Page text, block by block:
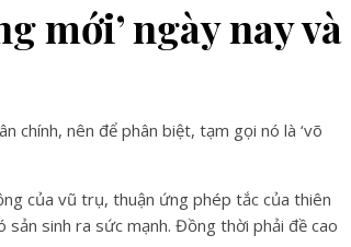
mới’ ngày nay và
chính, nên để phân biệt, tạm gọi nó là ‘võ
của vũ trụ, thuận ứng phép tắc của thiên
sản sinh ra sức mạnh. Đồng thời phải đề cao